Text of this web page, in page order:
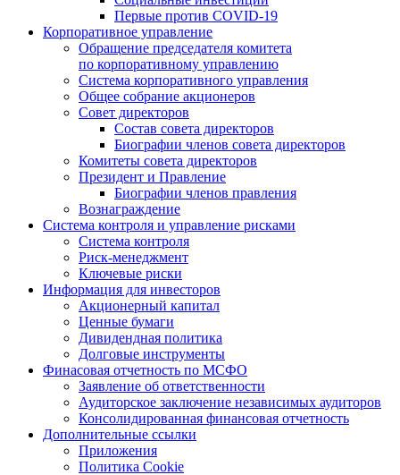
Первые против COVID‑19
Корпоративное управление
Обращение председателя комитета
по корпоративному управлению
Система корпоративного управления
Общее собрание акционеров
Совет директоров
Состав совета директоров
Биографии членов совета директоров
Комитеты совета директоров
Президент и Правление
Биографии членов правления
Вознаграждение
Система контроля и управление рисками
Система контроля
Риск-менеджмент
Ключевые риски
Информация для инвесторов
Акционерный капитал
Ценные бумаги
Дивидендная политика
Долговые инструменты
Финасовая отчетность по МСФО
Заявление об ответственности
Аудиторское заключение независимых аудиторов
Консолидированная финансовая отчетность
Дополнительные ссылки
Приложения
Политика Cookie